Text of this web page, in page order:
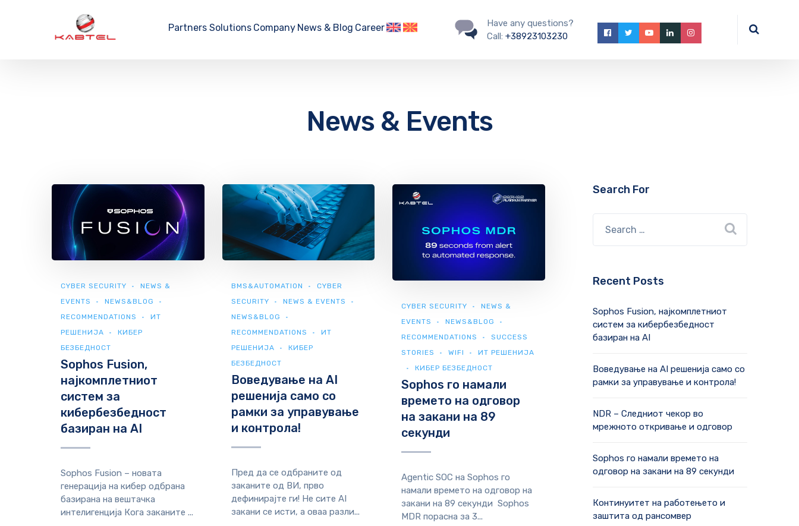
Partners Solutions Company News & Blog Career
Have any questions?
Call: +38923103230
News & Events
CYBER SECURITY
NEWS &
EVENTS
NEWS&BLOG
RECOMMENDATIONS
ИТ
РЕШЕНИЈА
КИБЕР
БЕЗБЕДНОСТ
Sophos Fusion,
најкомплетниот
систем за
кибербезбедност
базиран на AI
Sophos Fusion – новата
генерација на кибер одбрана
базирана на вештачка
интелигенција Кога заканите ...
BMS&AUTOMATION
CYBER
SECURITY
NEWS & EVENTS
NEWS&BLOG
RECOMMENDATIONS
ИТ
РЕШЕНИЈА
КИБЕР
БЕЗБЕДНОСТ
Воведување на AI
решенија само со
рамки за управување
и контрола!
Пред да се одбраните од
заканите од ВИ, прво
дефинирајте ги! Не сите AI
закани се исти, а оваа разли...
CYBER SECURITY
NEWS &
EVENTS
NEWS&BLOG
RECOMMENDATIONS
SUCCESS
STORIES
WIFI
ИТ РЕШЕНИЈА
КИБЕР БЕЗБЕДНОСТ
Sophos го намали
времето на одговор
на закани на 89
секунди
Agentic SOC на Sophos го
намали времето на одговор на
закани на 89 секунди Sophos
MDR порасна за 3...
Search For
Recent Posts
Sophos Fusion, најкомплетниот
систем за кибербезбедност
базиран на AI
Воведување на AI решенија само со
рамки за управување и контрола!
NDR – Следниот чекор во
мрежното откривање и одговор
Sophos го намали времето на
одговор на закани на 89 секунди
Континуитет на работењето и
заштита од рансомвер